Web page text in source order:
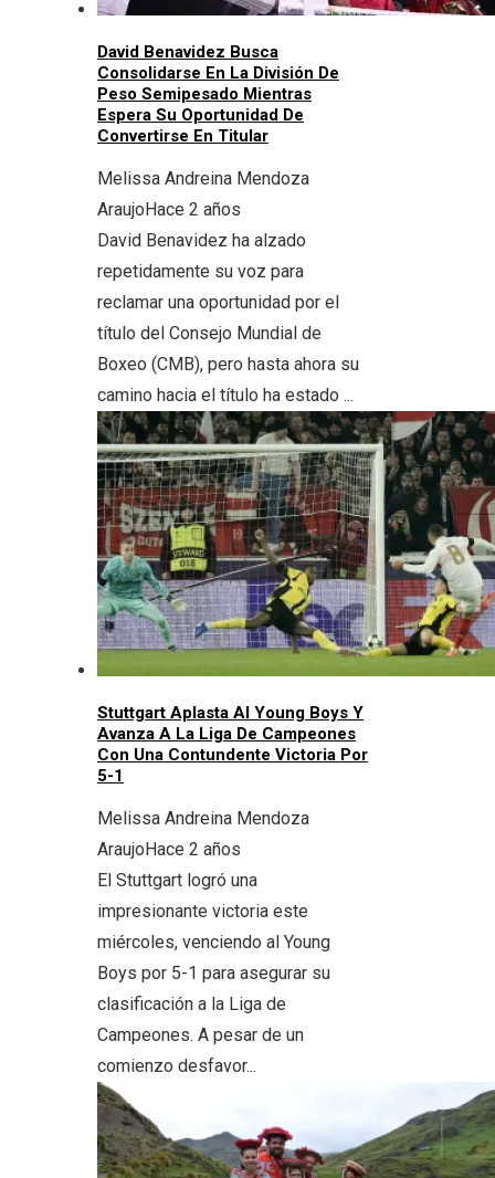
David Benavidez Busca
Consolidarse En La División De
Peso Semipesado Mientras
Espera Su Oportunidad De
Convertirse En Titular
Melissa Andreina Mendoza
AraujoHace 2 años
David Benavidez ha alzado
repetidamente su voz para
reclamar una oportunidad por el
título del Consejo Mundial de
Boxeo (CMB), pero hasta ahora su
camino hacia el título ha estado ...
Stuttgart Aplasta Al Young Boys Y
Avanza A La Liga De Campeones
Con Una Contundente Victoria Por
5-1
Melissa Andreina Mendoza
AraujoHace 2 años
El Stuttgart logró una
impresionante victoria este
miércoles, venciendo al Young
Boys por 5-1 para asegurar su
clasificación a la Liga de
Campeones. A pesar de un
comienzo desfavor...